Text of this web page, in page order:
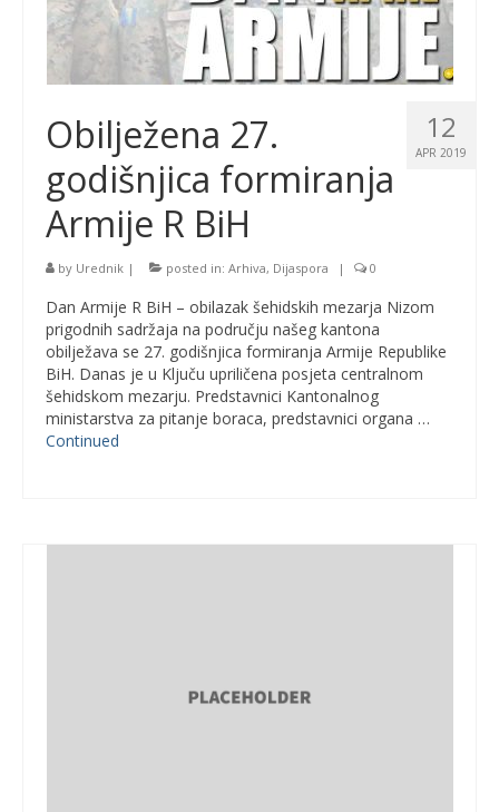
12
APR 2019
Obilježena 27.
godišnjica formiranja
Armije R BiH
by Urednik | posted in: Arhiva, Dijaspora | 0
Dan Armije R BiH – obilazak šehidskih mezarja Nizom
prigodnih sadržaja na području našeg kantona
obilježava se 27. godišnjica formiranja Armije Republike
BiH. Danas je u Ključu upriličena posjeta centralnom
šehidskom mezarju. Predstavnici Kantonalnog
ministarstva za pitanje boraca, predstavnici organa …
Continued